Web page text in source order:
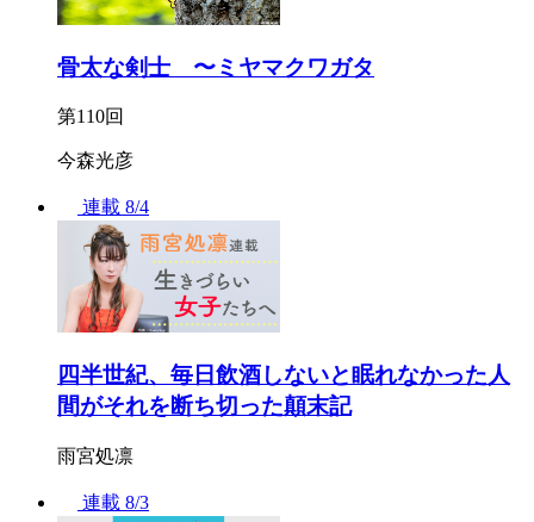
骨太な剣士 〜ミヤマクワガタ
第110回
今森光彦
連載 8/4
四半世紀、毎日飲酒しないと眠れなかった人
間がそれを断ち切った顛末記
雨宮処凛
連載 8/3